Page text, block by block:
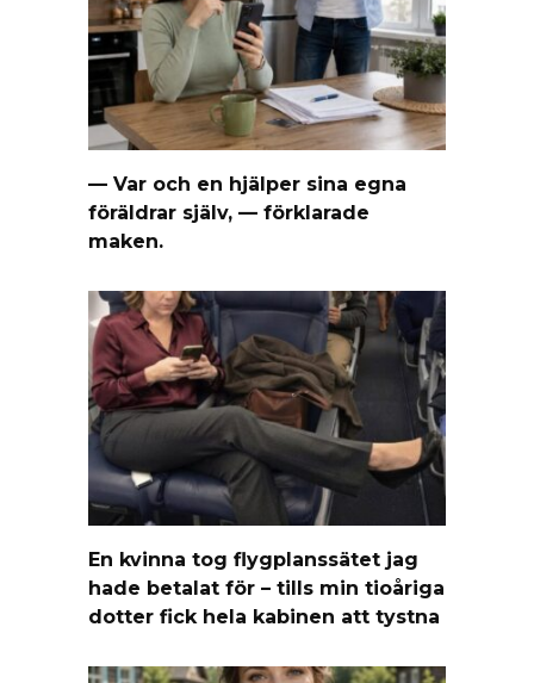
— Var och en hjälper sina egna
föräldrar själv, — förklarade
maken.
En kvinna tog flygplanssätet jag
hade betalat för – tills min tioåriga
dotter fick hela kabinen att tystna